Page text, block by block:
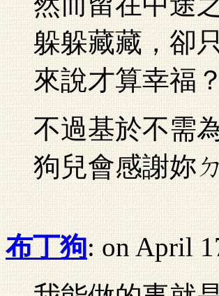
躲躲藏藏，卻
來說才算幸福
不過基於不需
狗兒會感謝妳
布丁狗: on April